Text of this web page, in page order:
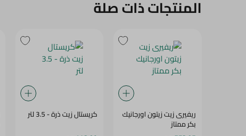
المنتجات ذات صلة
ريفيرى زيت زيتون اورجانيك
بكر ممتاز
كريستال زيت ذرة - 3.5 لتر